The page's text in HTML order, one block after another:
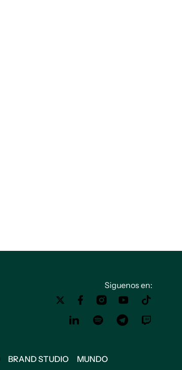
Siguenos en:
BRAND STUDIO MUNDO